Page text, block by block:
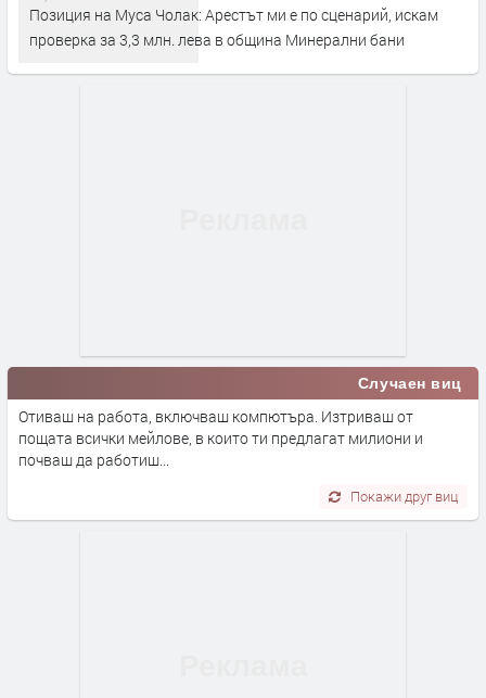
Позиция на Муса Чолак: Арестът ми е по сценарий, искам
проверка за 3,3 млн. лева в община Минерални бани
Случаен виц
Отиваш на работа, включваш компютъра. Изтриваш от
пощата всички мейлове, в които ти предлагат милиони и
почваш да работиш...
Покажи друг виц